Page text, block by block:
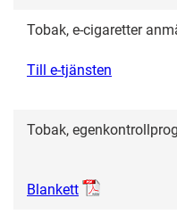
Tobak, e-cigaretter
Till e-tjänsten
Tobak,
Blankett